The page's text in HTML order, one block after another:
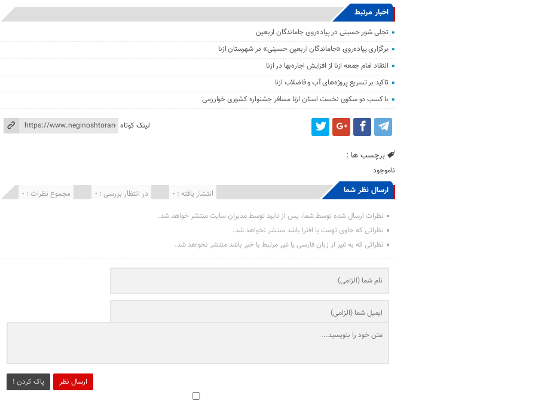
اخبار مرتبط
تجلی شور حسینی در پیاده‌روی جاماندگان اربعین
برگزاری پیاده‌روی «جاماندگان اربعین حسینی» در شهرستان ازنا
انتقاد امام جمعه ازنا از افزایش اجاره‌بها در ازنا
تاکید بر تسریع پروژه‌های آب و فاضلاب ازنا
با کسب دو سکوی نخست استان ازنا مسافر جشنواره کشوری خوارزمی
لینک کوتاه
برچسب ها :
ناموجود
ارسال نظر شما مجموع نظرات : 0 در انتظار بررسی : 0 انتشار یافته : 0
نظرات ارسال شده توسط شما، پس از تایید توسط مدیران سایت منتشر خواهد شد.
نظراتی که حاوی تهمت یا افترا باشد منتشر نخواهد شد.
نظراتی که به غیر از زبان فارسی یا غیر مرتبط با خبر باشد منتشر نخواهد شد.
ارسال نظر پاک کردن !